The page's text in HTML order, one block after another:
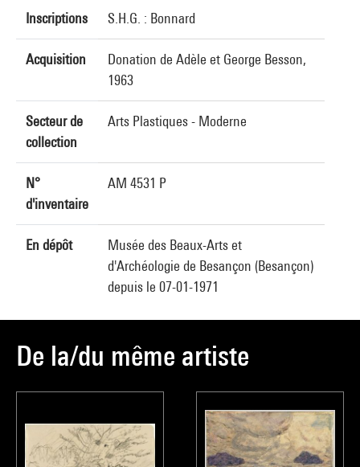
Inscriptions S.H.G. : Bonnard
Acquisition
Donation de Adèle et George Besson,
1963
Secteur de
collection
Arts Plastiques - Moderne
N°
d'inventaire
AM 4531 P
En dépôt
Musée des Beaux-Arts et
d'Archéologie de Besançon (Besançon)
depuis le 07-01-1971
De la/du même artiste